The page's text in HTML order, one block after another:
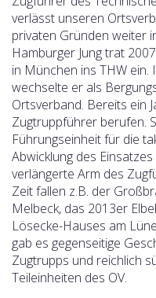
verlässt unseren
privaten Gründen weiter
Hamburger Jung trat
in München ins THW
wechselte er als
Ortsverband. Bereits ein
Zugtruppführer berufen.
Führungseinheit für die
Abwicklung des
verlängerte Arm des
Zeit fallen z.B. der
Melbeck, das 2013er
Lösecke-Hauses am
gab es gegenseitige
Zugtrupps und reichlich
Teileinheiten des OV.